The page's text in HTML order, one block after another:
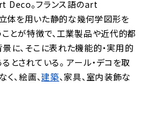
Deco。フランス語のart
体を用いた静的な幾何学図形を
とが特徴で、工業製品や近代的都
に、そこに表れた機能的・実用的
とされている。 アール・デコを取
、絵画、建築、家具、室内装飾な